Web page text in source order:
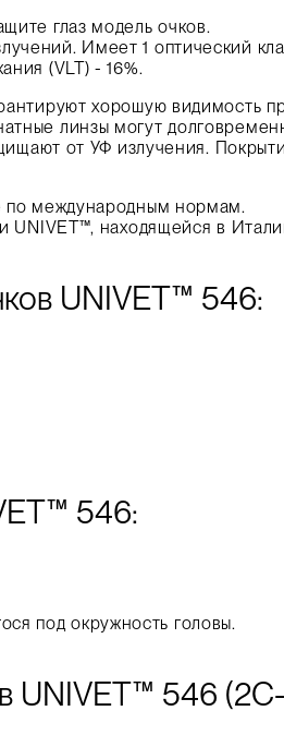
глаз модель очков.
Имеет 1 оптический
(VLT) - 16%.
хорошую видимость
линзы могут
от УФ излучения.
по международным нормам.
UNIVET™, находящейся в
UNIVET™ 546:
546:
под окружность головы.
UNIVET™ 546 (2C-